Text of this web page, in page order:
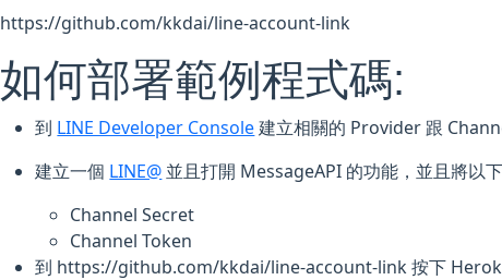
https://github.com/kkdai/line-account-link
如何部署範例程式碼:
到 LINE Developer Console建立相關的 Provider 跟
建立一個 LINE@ 並且打開 MessageAPI 的功能，並且將以
Channel Secret
Channel Token
到 https://github.com/kkdai/line-account-link 按下